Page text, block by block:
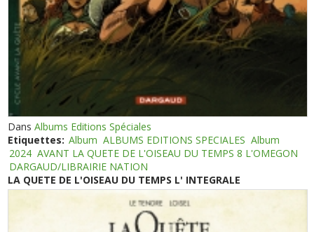
DansAlbums Editions Spéciales
Etiquettes: Album ALBUMS EDITIONS SPECIALES Album
2024 AVANT LA QUETE DE L'OISEAU DU TEMPS 8 L'OMEGON
DARGAUD/LIBRAIRIE NATION
LA QUETE DE L'OISEAU DU TEMPS L' INTEGRALE